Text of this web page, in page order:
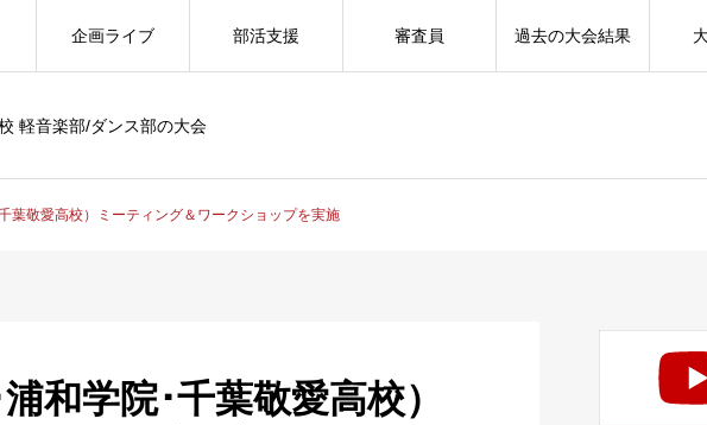
軽音楽部/ダンス部の大会
企画ライブ 部活支援 審査員 過去の大会結果
葉敬愛高校）ミーティング＆ワークショップを実施
和学院･千葉敬愛高校）